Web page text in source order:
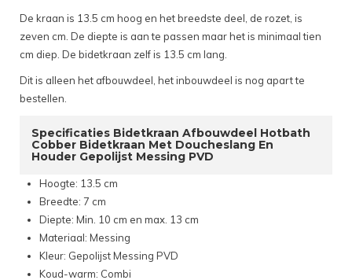
De kraan is 13.5 cm hoog en het breedste deel, de rozet, is
zeven cm. De diepte is aan te passen maar het is minimaal tien
cm diep. De bidetkraan zelf is 13.5 cm lang.
Dit is alleen het afbouwdeel, het inbouwdeel is nog apart te
bestellen.
Specificaties Bidetkraan Afbouwdeel Hotbath
Cobber Bidetkraan Met Doucheslang En
Houder Gepolijst Messing PVD
Hoogte: 13.5 cm
Breedte: 7 cm
Diepte: Min. 10 cm en max. 13 cm
Materiaal: Messing
Kleur: Gepolijst Messing PVD
Koud-warm: Combi